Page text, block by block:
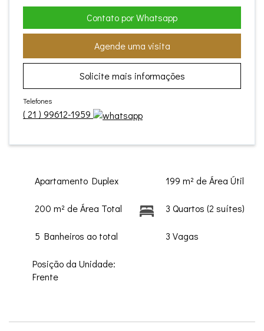
Contato por Whatsapp
Agende uma visita
Solicite mais informações
Telefones
(21 ) 99612-1959
Apartamento Duplex 199 m² de Área Útil
200 m² de Área Total 3 Quartos (2 suítes)
5 Banheiros ao total 3 Vagas
Posição da Unidade:
Frente